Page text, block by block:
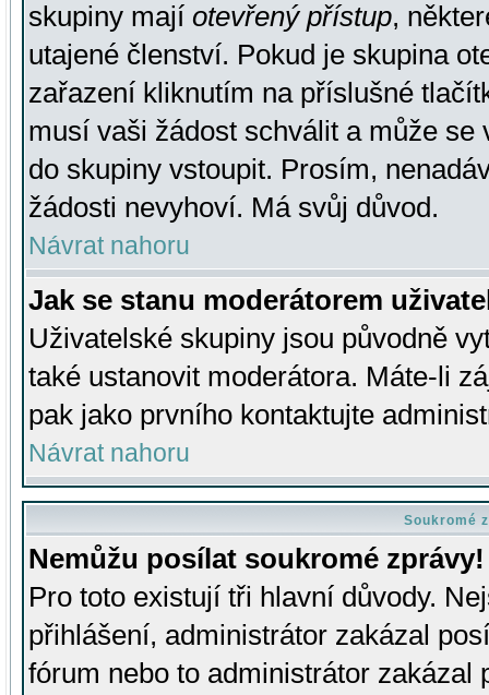
skupiny mají otevřený přístup,
utajené členství. Pokud je skupina
zařazení kliknutím na příslušné
musí vaši žádost schválit a může se
do skupiny vstoupit. Prosím,
žádosti nevyhoví. Má svůj důvod.
Návrat nahoru
Jak se stanu moderátorem
Uživatelské skupiny jsou původně
také ustanovit moderátora. Máte-li
pak jako prvního kontaktujte
Návrat nahoru
Soukromé
Nemůžu posílat soukromé zprávy!
Pro toto existují tři hlavní důvody.
přihlášení, administrátor zakázal
fórum nebo to administrátor zakázal